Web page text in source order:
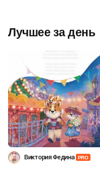
Лучшее за день
Виктория Федина PRO